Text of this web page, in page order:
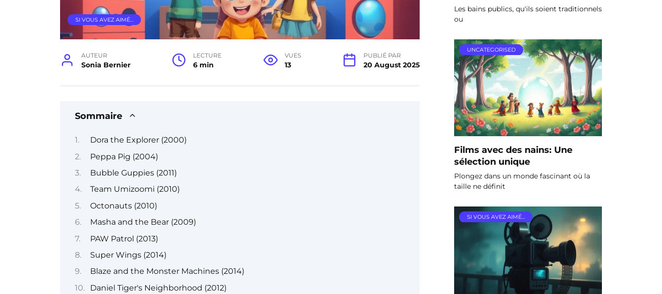
SI VOUS AVEZ AIMÉ…
AUTEUR
Sonia Bernier
LECTURE
6 min
VUES
13
PUBLIÉ PAR
20 August 2025
Sommaire
Dora the Explorer (2000)
Peppa Pig (2004)
Bubble Guppies (2011)
Team Umizoomi (2010)
Octonauts (2010)
Masha and the Bear (2009)
PAW Patrol (2013)
Super Wings (2014)
Blaze and the Monster Machines (2014)
Daniel Tiger's Neighborhood (2012)
Les bains publics, qu'ils soient traditionnels
ou
UNCATEGORISED
Films avec des nains: Une
sélection unique
Plongez dans un monde fascinant où la
taille ne définit
SI VOUS AVEZ AIMÉ…